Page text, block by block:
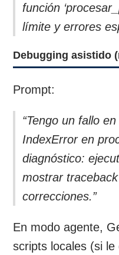
función
límite y errores
Debugging asistido
Prompt:
“Tengo un fallo
IndexError en
diagnóstico:
mostrar
correcciones.”
En modo agente,
scripts locales (si